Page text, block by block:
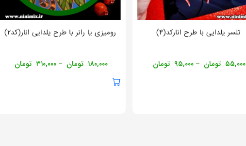
تلسر یلدایی با طرح انارکد(۴)
۵۵,۰۰۰ تومان – ۹۵,۰۰۰ تومان
رومیزی یا رانر با طرح یلدایی انار(کد۲)
۱۸۰,۰۰۰ تومان – ۳۱۰,۰۰۰ تومان